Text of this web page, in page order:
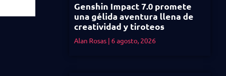
Genshin Impact 7.0 promete
una gélida aventura llena de
creatividad y tiroteos
Alan Rosas 6 agosto, 2026